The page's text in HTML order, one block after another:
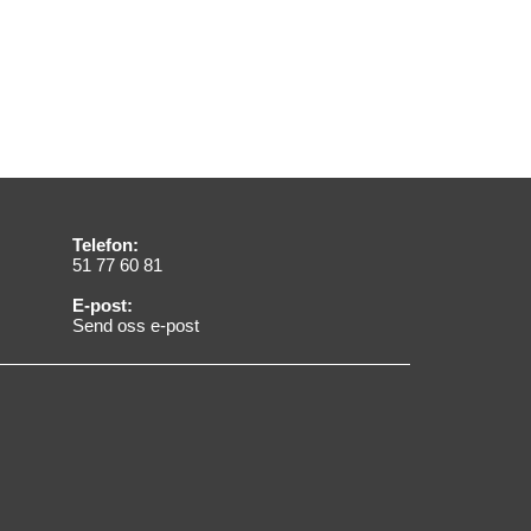
Telefon:
51 77 60 81
E-post:
Send oss e-post